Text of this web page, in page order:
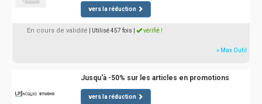
vers la réduction
En cours de validité | Utilisé 457 fois vérifié !
» Max Outil
Jusqu'à -50% sur les articles en promotions
vers la réduction